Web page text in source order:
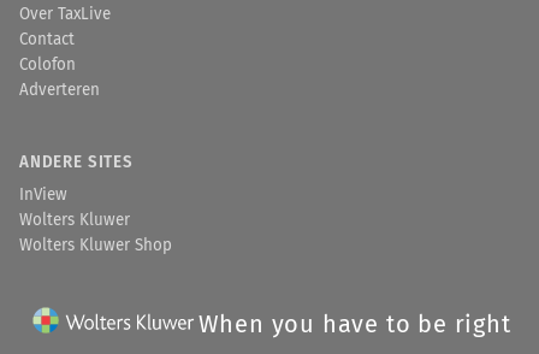
Over TaxLive
Contact
Colofon
Adverteren
ANDERE SITES
InView
Wolters Kluwer
Wolters Kluwer Shop
When you have to be right